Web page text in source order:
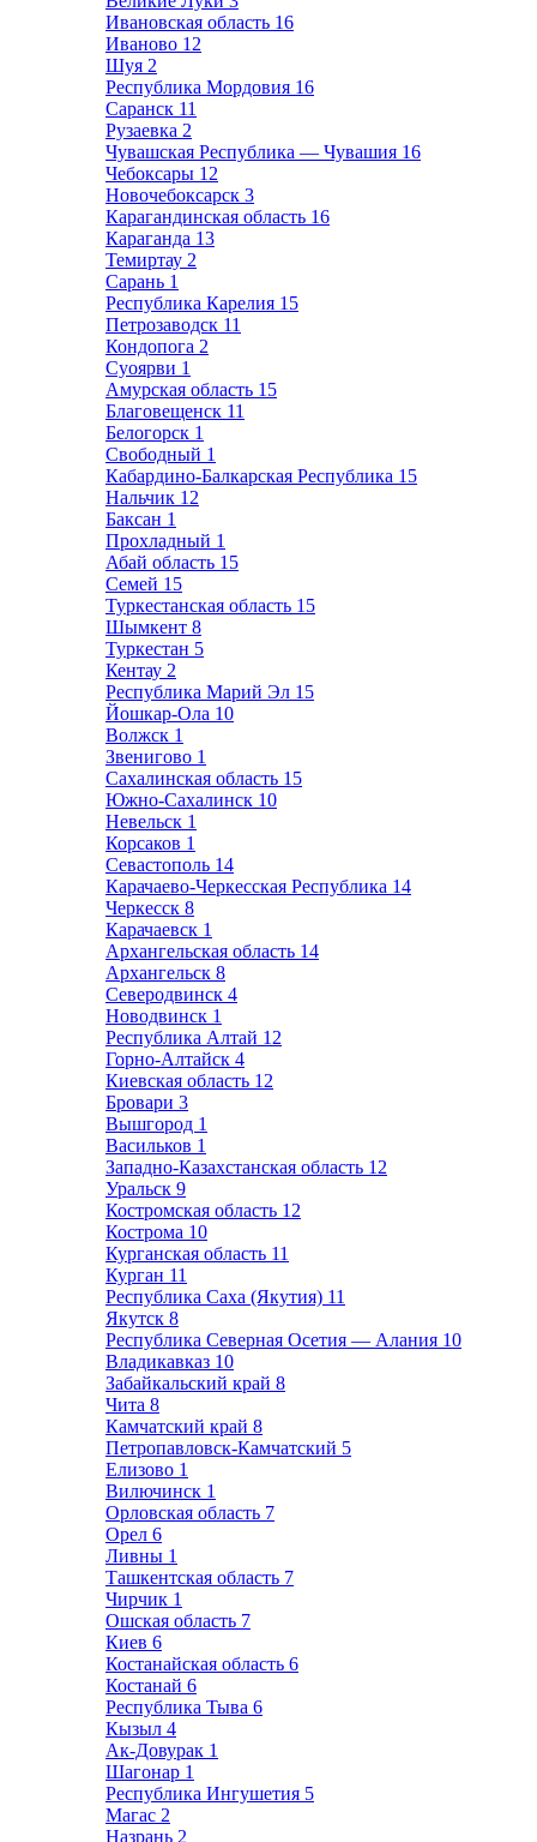
Ивановская область 16
Иваново 12
Шуя 2
Республика Мордовия 16
Саранск 11
Рузаевка 2
Чувашская Республика — Чувашия 16
Чебоксары 12
Новочебоксарск 3
Карагандинская область 16
Караганда 13
Темиртау 2
Сарань 1
Республика Карелия 15
Петрозаводск 11
Кондопога 2
Суоярви 1
Амурская область 15
Благовещенск 11
Белогорск 1
Свободный 1
Кабардино-Балкарская Республика 15
Нальчик 12
Баксан 1
Прохладный 1
Абай область 15
Семей 15
Туркестанская область 15
Шымкент 8
Туркестан 5
Кентау 2
Республика Марий Эл 15
Йошкар-Ола 10
Волжск 1
Звенигово 1
Сахалинская область 15
Южно-Сахалинск 10
Невельск 1
Корсаков 1
Севастополь 14
Карачаево-Черкесская Республика 14
Черкесск 8
Карачаевск 1
Архангельская область 14
Архангельск 8
Северодвинск 4
Новодвинск 1
Республика Алтай 12
Горно-Алтайск 4
Киевская область 12
Бровари 3
Вышгород 1
Васильков 1
Западно-Казахстанская область 12
Уральск 9
Костромская область 12
Кострома 10
Курганская область 11
Курган 11
Республика Саха (Якутия) 11
Якутск 8
Республика Северная Осетия — Алания 10
Владикавказ 10
Забайкальский край 8
Чита 8
Камчатский край 8
Петропавловск-Камчатский 5
Елизово 1
Вилючинск 1
Орловская область 7
Орел 6
Ливны 1
Ташкентская область 7
Чирчик 1
Ошская область 7
Киев 6
Костанайская область 6
Костанай 6
Республика Тыва 6
Кызыл 4
Ак-Довурак 1
Шагонар 1
Республика Ингушетия 5
Магас 2
Назрань 2